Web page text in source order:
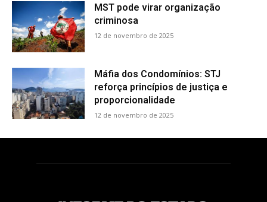
MST pode virar organização
criminosa
12 de novembro de 2025
Máfia dos Condomínios: STJ
reforça princípios de justiça e
proporcionalidade
12 de novembro de 2025